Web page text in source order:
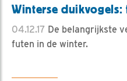
Winterse
04.12.17 De belangrijkste
futen in de winter.